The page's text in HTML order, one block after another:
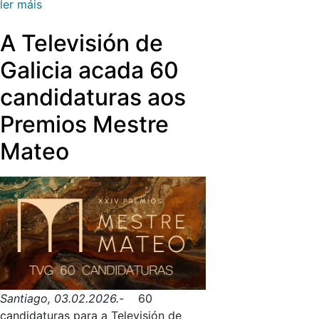
ler máis
A Televisión de
Galicia acada 60
candidaturas aos
Premios Mestre
Mateo
Santiago, 03.02.2026.- 60
candidaturas para a Televisión de